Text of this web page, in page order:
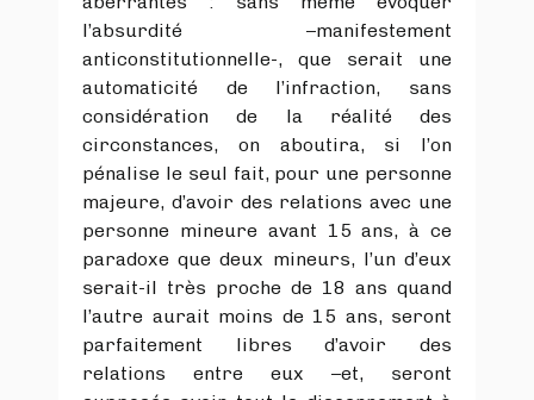
l’absurdité –manifestement
anticonstitutionnelle-, que serait une
automaticité de l’infraction, sans
considération de la réalité des
circonstances, on aboutira, si l’on
pénalise le seul fait, pour une personne
majeure, d’avoir des relations avec une
personne mineure avant 15 ans, à ce
paradoxe que deux mineurs, l’un d’eux
serait-il très proche de 18 ans quand
l’autre aurait moins de 15 ans, seront
parfaitement libres d’avoir des
relations entre eux –et, seront